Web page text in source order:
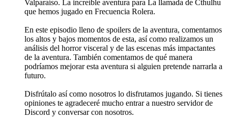
Valparaíso. La increíble aventura para La llamada de Cthulhu
que hemos jugado en Frecuencia Rolera.
En este episodio lleno de spoilers de la aventura, comentamos
los altos y bajos momentos de esta, así como realizamos un
análisis del horror visceral y de las escenas más impactantes
de la aventura. También comentamos de qué manera
podríamos mejorar esta aventura si alguien pretende narrarla a
futuro.
Disfrútalo así como nosotros lo disfrutamos jugando. Si tienes
opiniones te agradeceré mucho entrar a nuestro servidor de
Discord y conversar con nosotros.